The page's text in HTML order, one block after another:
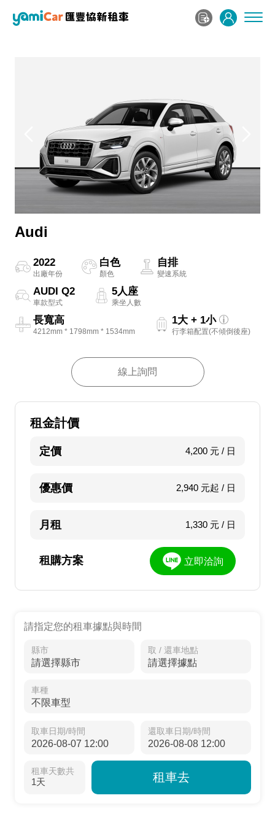
Audi
2022
出廠年份
白色
顏色
自排
變速系統
AUDI Q2
車款型式
5人座
乘坐人數
長寬高
4212mm * 1798mm * 1534mm
1大 + 1小
行李箱配置(不傾倒後座)
線上詢問
租金計價
定價 4,200 元 / 日
優惠價 2,940 元起 / 日
月租 1,330 元 / 日
租購方案 立即洽詢
請指定您的租車據點與時間
縣市 取 / 還車地點
車種
取車日期/時間 還取車日期/時間
租車天數共
1天 租車去